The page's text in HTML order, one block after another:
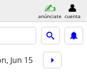
anúnciate cuenta
Jun 15